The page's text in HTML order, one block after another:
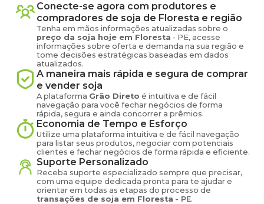
Conecte-se agora com produtores e
compradores de soja de Floresta e região
Tenha em mãos informações atualizadas sobre o
preço da soja hoje em Floresta - PE, acesse
informações sobre oferta e demanda na sua região e
tome decisões estratégicas baseadas em dados
atualizados.
A maneira mais rápida e segura de comprar
e vender soja
A plataforma Grão Direto é intuitiva e de fácil
navegação para você fechar negócios de forma
rápida, segura e ainda concorrer a prêmios.
Economia de Tempo e Esforço
Utilize uma plataforma intuitiva e de fácil navegação
para listar seus produtos, negociar com potenciais
clientes e fechar negócios de forma rápida e eficiente.
Suporte Personalizado
Receba suporte especializado sempre que precisar,
com uma equipe dedicada pronta para te ajudar e
orientar em todas as etapas do processo de
transações de soja em Floresta - PE.